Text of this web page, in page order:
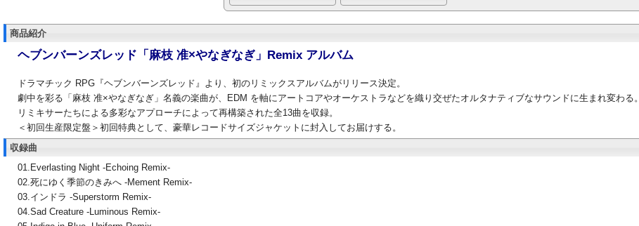
商品紹介
ヘブンバーンズレッド「麻枝 准×やなぎなぎ」Remix アルバム
ドラマチック RPG『ヘブンバーンズレッド』より、初のリミックスアルバムがリリース決定。
劇中を彩る「麻枝 准×やなぎなぎ」名義の楽曲が、EDM を軸にアートコアやオーケストラなどを織り交ぜたオルタナティブなサウンドに生まれ変わる。
リミキサーたちによる多彩なアプローチによって再構築された全13曲を収録。
＜初回生産限定盤＞初回特典として、豪華レコードサイズジャケットに封入してお届けする。
収録曲
01.Everlasting Night -Echoing Remix-
02.死にゆく季節のきみへ -Mement Remix-
03.インドラ -Superstorm Remix-
04.Sad Creature -Luminous Remix-